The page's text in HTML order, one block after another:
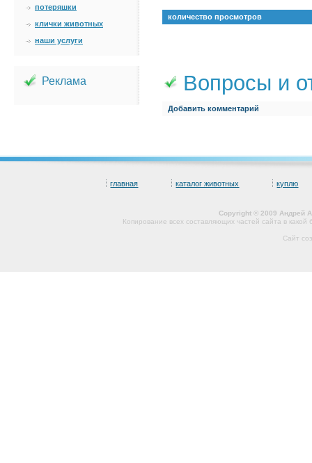
потеряшки
клички животных
наши услуги
Реклама
количество просмотров
Вопросы и
Добавить комментарий
главная каталог животных куплю
Copyright © 2009 Андрей
Копирование всех составляющих частей сайта в
Сайт